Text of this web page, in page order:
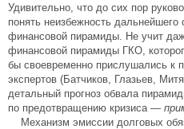
Удивительно, что до сих пор
понять неизбежность
финансовой пирамиды. Не учит
финансовой пирамиды ГКО,
бы своевременно прислушались к
экспертов (Батчиков, Глазьев,
детальный прогноз обвала
по предотвращению кризиса —
Механизм эмиссии долговых